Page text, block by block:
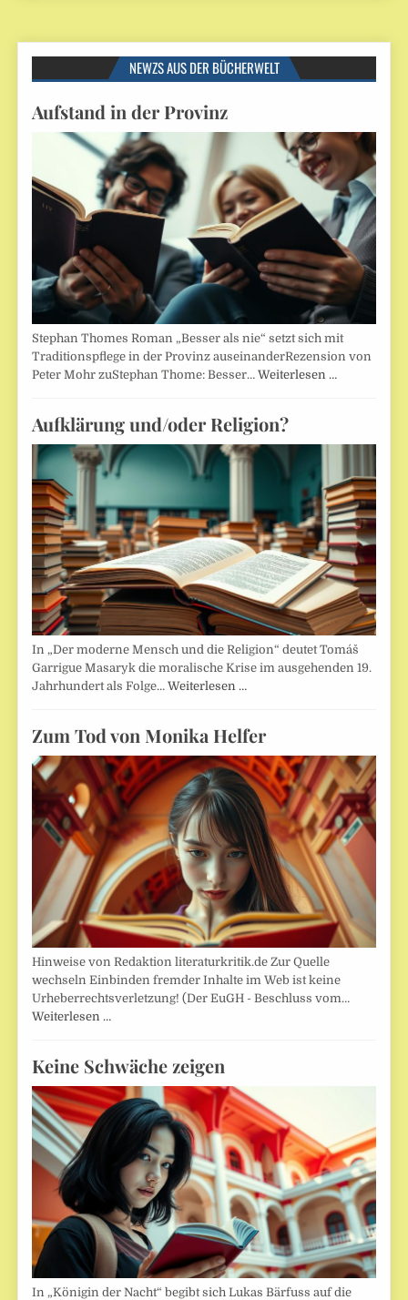
NEWZS AUS DER BÜCHERWELT
Aufstand in der Provinz
Stephan Thomes Roman „Besser als nie“ setzt sich mit
Traditionspflege in der Provinz auseinanderRezension von
Peter Mohr zuStephan Thome: Besser…Weiterlesen …
Aufklärung und/oder Religion?
In „Der moderne Mensch und die Religion“ deutet Tomáš
Garrigue Masaryk die moralische Krise im ausgehenden 19.
Jahrhundert als Folge…Weiterlesen …
Zum Tod von Monika Helfer
Hinweise von Redaktion literaturkritik.de Zur Quelle
wechseln Einbinden fremder Inhalte im Web ist keine
Urheberrechtsverletzung! (Der EuGH - Beschluss vom…
Weiterlesen …
Keine Schwäche zeigen
In „Königin der Nacht“ begibt sich Lukas Bärfuss auf die